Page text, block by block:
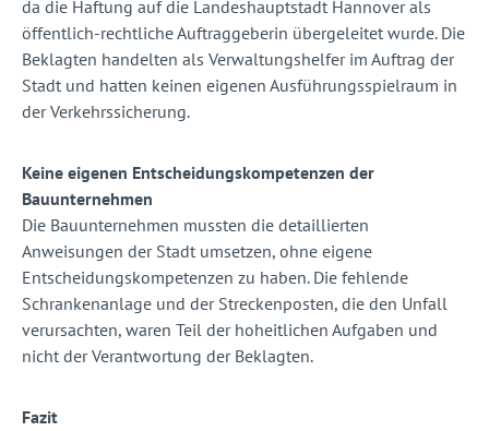
da die Haftung auf die Landeshauptstadt Hannover als
öffentlich-rechtliche Auftraggeberin übergeleitet wurde. Die
Beklagten handelten als Verwaltungshelfer im Auftrag der
Stadt und hatten keinen eigenen Ausführungsspielraum in
der Verkehrssicherung.
Keine eigenen Entscheidungskompetenzen der
Bauunternehmen
Die Bauunternehmen mussten die detaillierten
Anweisungen der Stadt umsetzen, ohne eigene
Entscheidungskompetenzen zu haben. Die fehlende
Schrankenanlage und der Streckenposten, die den Unfall
verursachten, waren Teil der hoheitlichen Aufgaben und
nicht der Verantwortung der Beklagten.
Fazit